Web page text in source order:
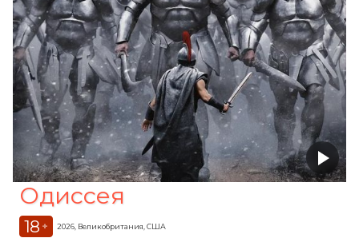
Одиссея
18 + 2026, Великобритания, США